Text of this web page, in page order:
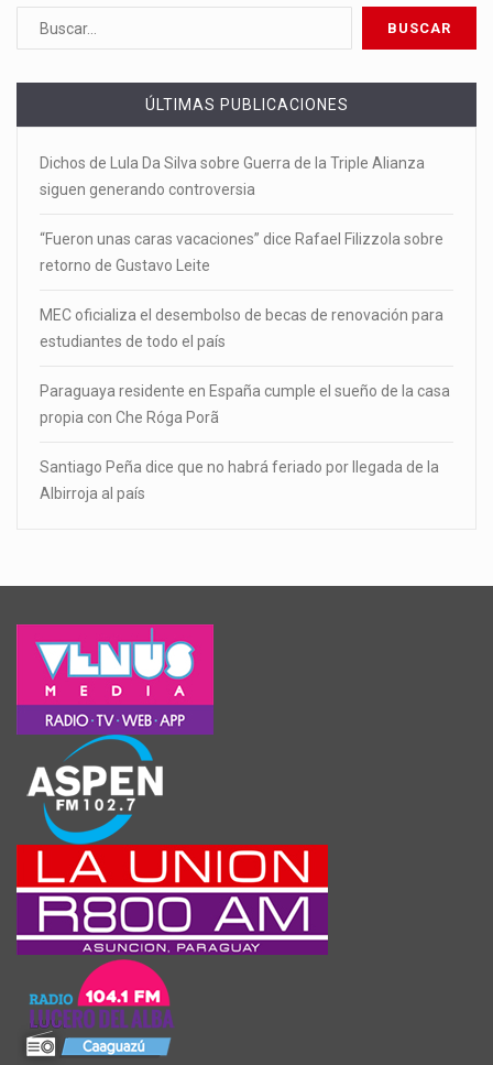
ÚLTIMAS PUBLICACIONES
Dichos de Lula Da Silva sobre Guerra de la Triple Alianza
siguen generando controversia
“Fueron unas caras vacaciones” dice Rafael Filizzola sobre
retorno de Gustavo Leite
MEC oficializa el desembolso de becas de renovación para
estudiantes de todo el país
Paraguaya residente en España cumple el sueño de la casa
propia con Che Róga Porã
Santiago Peña dice que no habrá feriado por llegada de la
Albirroja al país